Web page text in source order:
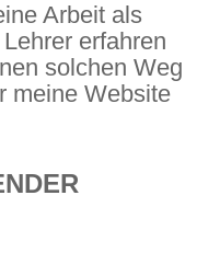
Arbeit als
erfahren
solchen Weg
meine Website